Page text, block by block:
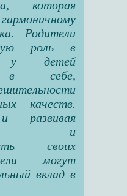
которая
Родители
роль в
у детей
в себе,
качеств.
развивая
и
своих
могут
вклад в